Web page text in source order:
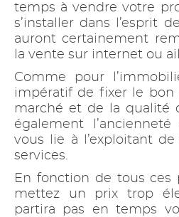
temps à vendre votre
s’installer dans l’esprit
auront certainement
la vente sur internet ou
Comme pour
impératif de fixer le
marché et de la qualité
également
vous lie à l’exploitant
services.
En fonction de tous ces
mettez un prix trop
partira pas en temps